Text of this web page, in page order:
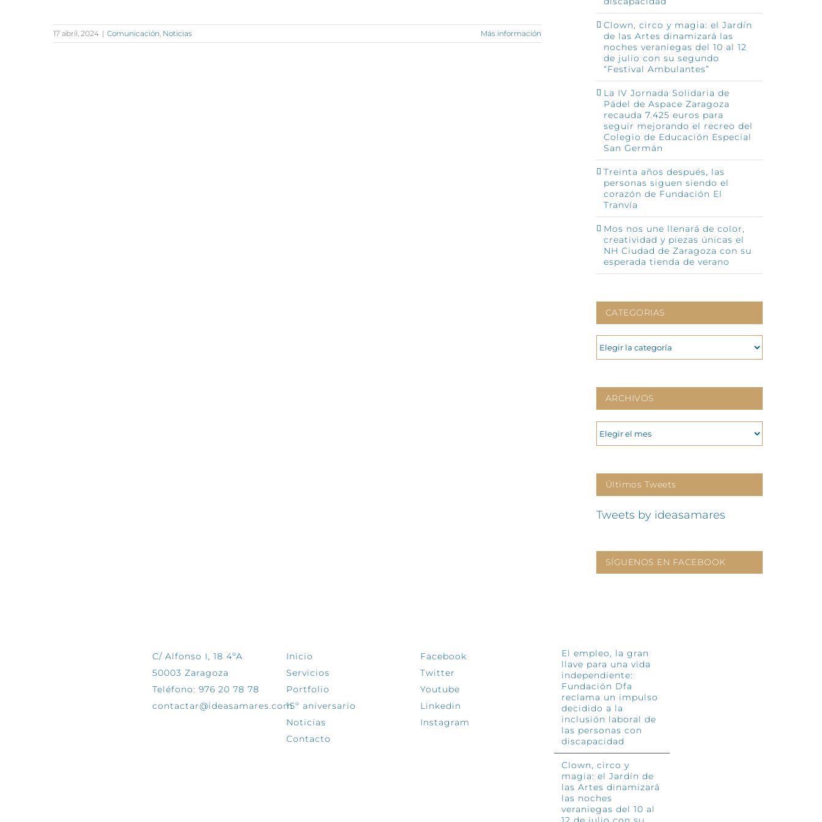
17 abril, 2024 | Comunicación, Noticias Más información
Clown, circo y magia: el Jardín
de las Artes dinamizará las
noches veraniegas del 10 al 12
de julio con su segundo
“Festival Ambulantes”
La IV Jornada Solidaria de
Pádel de Aspace Zaragoza
recauda 7.425 euros para
seguir mejorando el recreo del
Colegio de Educación Especial
San Germán
Treinta años después, las
personas siguen siendo el
corazón de Fundación El
Tranvía
Mos nos une llenará de color,
creatividad y piezas únicas el
NH Ciudad de Zaragoza con su
esperada tienda de verano
CATEGORIAS
CATEGORIAS
ARCHIVOS
ARCHIVOS
Últimos Tweets
Tweets by ideasamares
SÍGUENOS EN FACEBOOK
C/ Alfonso I, 18 4ºA
50003 Zaragoza
Teléfono: 976 20 78 78
contactar@ideasamares.com
Inicio
Servicios
Portfolio
15º aniversario
Noticias
Contacto
Facebook
Twitter
Youtube
Linkedin
Instagram
El empleo, la gran
llave para una vida
independiente:
Fundación Dfa
reclama un impulso
decidido a la
inclusión laboral de
las personas con
discapacidad
Clown, circo y
magia: el Jardín de
las Artes dinamizará
las noches
veraniegas del 10 al